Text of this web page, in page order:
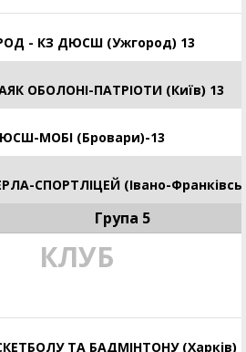
- КЗ ДЮСШ (Ужгород) 13
ОБОЛОНІ-ПАТРІОТИ (Київ) 13
МОБІ (Бровари)-13
СПОРТЛІЦЕЙ (Івано-
Група 5
КЛУБ
ТА БАДМІНТОНУ (Харків)